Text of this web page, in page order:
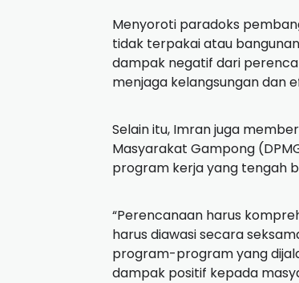
Menyoroti paradoks
tidak terpakai atau
dampak negatif dari
menjaga kelangsungan dan
Selain itu, Imran juga
Masyarakat Gampong
program kerja yang tengah
“Perencanaan harus
harus diawasi secara
program-program yang
dampak positif kepada